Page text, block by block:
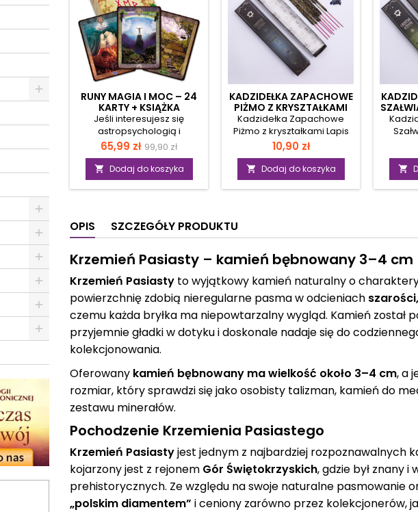
RUNY MAGIA I MOC – 24
KARTY + KSIĄŻKA
Jeśli interesujesz się
astropsychologią i
wróżbami, rozpocznij pracę
z runami, korzystając z
jednej z najbardziej
niezwykłych talii kart
opracowanej przez
młodego pokolenia. Każda
z tych kart wchodzących w
skład zestawu Runy magia i
moc powstała w oparciu o
wskazówki uznanej
specjalistki od run – Moniki
Burzyńskiej. Stworzone
przez nie karty z symboliką
run, które połączyły w sobie
funkcjonalność z
ogromnym wróżebnym
potencjałem. Oszałamiają
nie tylko stroną graficzną,...
Cena
65,99 zł Cena
podstawowa
99,90 zł
 Dodaj do koszyka
KADZIDEŁKA ZAPACHOWE
PIŻMO Z KRYSZTAŁKAMI
LAPIS LAZULI
Kadzidełka Zapachowe
Piżmo z kryształkami Lapis
Lazuli Kadzidła zapachowe
z dodatkiem naturalnego
kryształu Lapis Lazuli to
połączenie aromaterapii i
pracy z energią kamieni.
harmonijnej atmosfery w
domu, gabinecie lub
przestrzeni medytacyjnej. W
zestawie znajduje się
naturalny kamień, który
tradycyjnie kojarzony jest ze
wsparciem jasności umysłu,
komunikacji i intuicji. Produkt
sprawdzi się podczas
Cena
10,90 zł
 Dodaj do koszyka
z
energię,
dlatego
się

OPIS SZCZEGÓŁY PRODUKTU
Krzemień Pasiasty – kamień bębnowany 3–4 cm
Krzemień Pasiasty to wyjątkowy kamień naturalny o
powierzchnię zdobią nieregularne pasma w odcieniach
czemu każda bryłka ma niepowtarzalny wygląd. Kamień
przyjemnie gładki w dotyku i doskonale nadaje się do
kolekcjonowania.
Oferowany kamień bębnowany ma wielkość około 3–4 cm, a
rozmiar, który sprawdzi się jako osobisty talizman, kamień do
zestawu minerałów.
Pochodzenie Krzemienia Pasiastego
Krzemień Pasiastyjest jednym z najbardziej rozpoznawalnych
kojarzony jest z rejonem Gór Świętokrzyskich, gdzie był znany
prehistorycznych. Ze względu na swoje naturalne pasmowanie
„polskim diamentem” i ceniony zarówno przez kolekcjonerów,